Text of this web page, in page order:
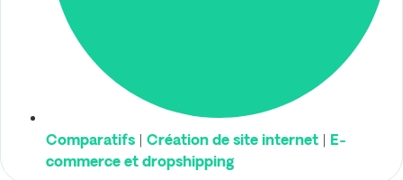
Comparatifs Création de site internet
E-
commerce et dropshipping